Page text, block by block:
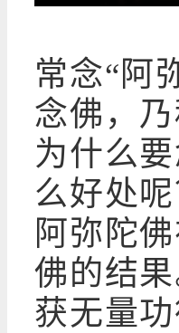
常念“阿
念佛，
为什么
么好处
阿弥陀
佛的结
获无量